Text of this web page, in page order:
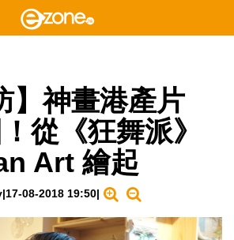
】神畫港產片
從《狂舞派》
Art 繪起
|17-08-2018 19:50|